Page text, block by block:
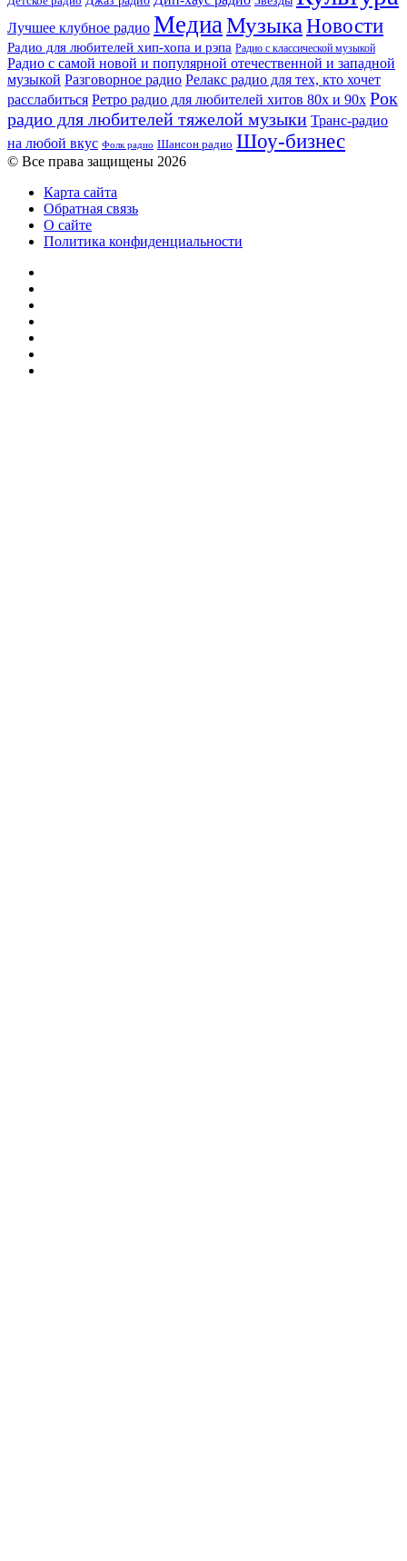
Лучшее клубное радио МедиаМузыкаНовости
Радио для любителей хип-хопа и рэпа Радио с классической музыкой
Радио с самой новой и популярной отечественной и западной
музыкой Разговорное радио Релакс радио для тех, кто хочет
расслабиться Ретро радио для любителей хитов 80х и 90х Рок
радио для любителей тяжелой музыки Транс-радио
на любой вкус Фолк радио Шансон радио Шоу-бизнес
© Все права защищены 2026
Карта сайта
Обратная связь
О сайте
Политика конфиденциальности